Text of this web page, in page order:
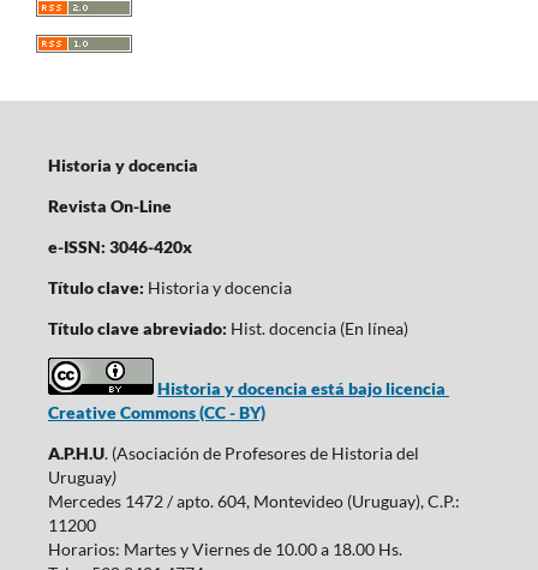
Historia y docencia
Revista On-Line
e-ISSN: 3046-420x
Título clave: Historia y docencia
Título clave abreviado: Hist. docencia (En línea)
Historia y docencia está bajo licencia
Creative Commons (CC - BY)
A.P.H.U. (Asociación de Profesores de Historia del
Uruguay)
Mercedes 1472 / apto. 604, Montevideo (Uruguay), C.P.:
11200
Horarios: Martes y Viernes de 10.00 a 18.00 Hs.